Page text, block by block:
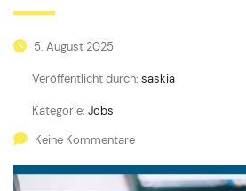
5. August 2025
Veröffentlicht durch: saskia
Kategorie: Jobs
Keine Kommentare